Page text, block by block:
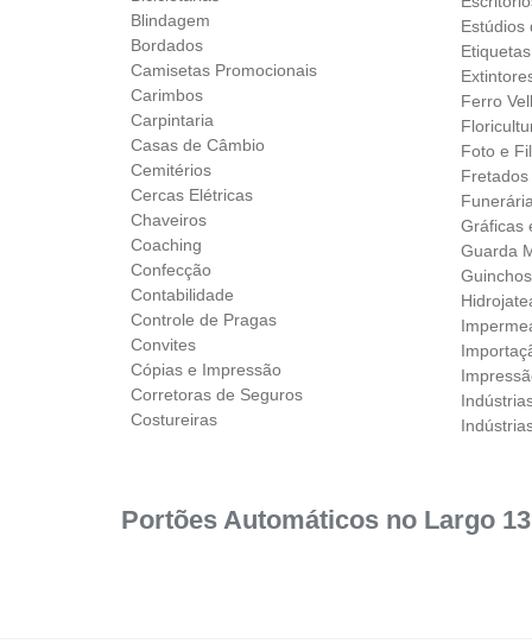
Blindagem
Bordados
Camisetas Promocionais
Carimbos
Carpintaria
Casas de Câmbio
Cemitérios
Cercas Elétricas
Chaveiros
Coaching
Confecção
Contabilidade
Controle de Pragas
Convites
Cópias e Impressão
Corretoras de Seguros
Costureiras
Estúdios
Etiquetas
Ferro
Foto e
Fretados
Gráficas
Guarda
Guinchos
Portões Automáticos no Largo